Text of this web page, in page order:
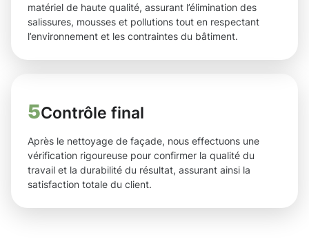
matériel de haute qualité, assurant l’élimination des
salissures, mousses et pollutions tout en respectant
l’environnement et les contraintes du bâtiment.
5Contrôle final
Après le nettoyage de façade, nous effectuons une
vérification rigoureuse pour confirmer la qualité du
travail et la durabilité du résultat, assurant ainsi la
satisfaction totale du client.